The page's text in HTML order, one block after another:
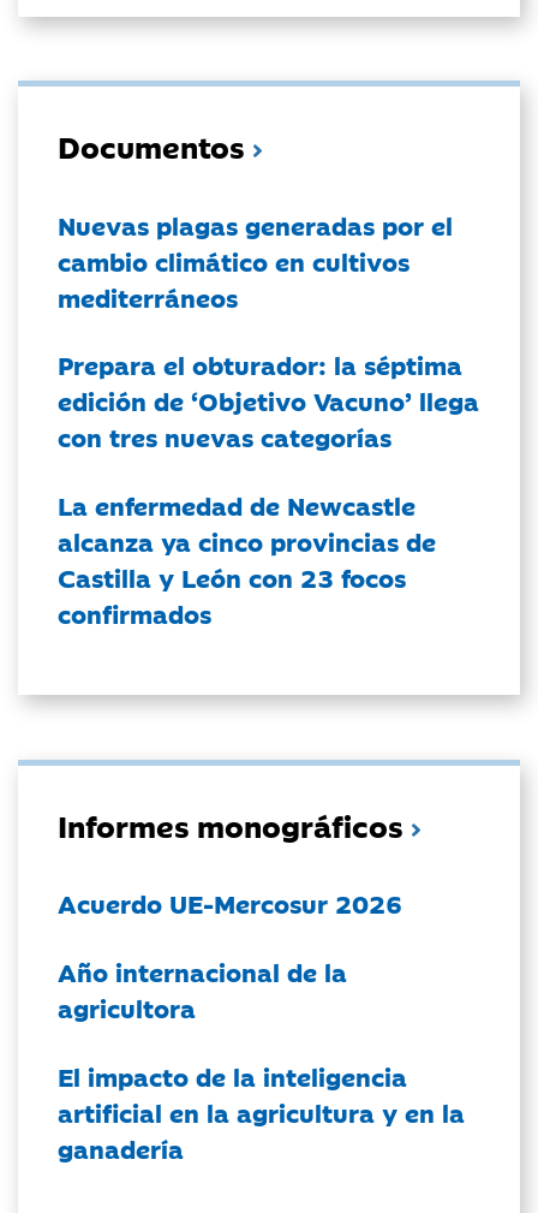
Documentos
Nuevas plagas generadas por el
cambio climático en cultivos
mediterráneos
Prepara el obturador: la séptima
edición de ‘Objetivo Vacuno’ llega
con tres nuevas categorías
La enfermedad de Newcastle
alcanza ya cinco provincias de
Castilla y León con 23 focos
confirmados
Informes monográficos
Acuerdo UE-Mercosur 2026
Año internacional de la
agricultora
El impacto de la inteligencia
artificial en la agricultura y en la
ganadería